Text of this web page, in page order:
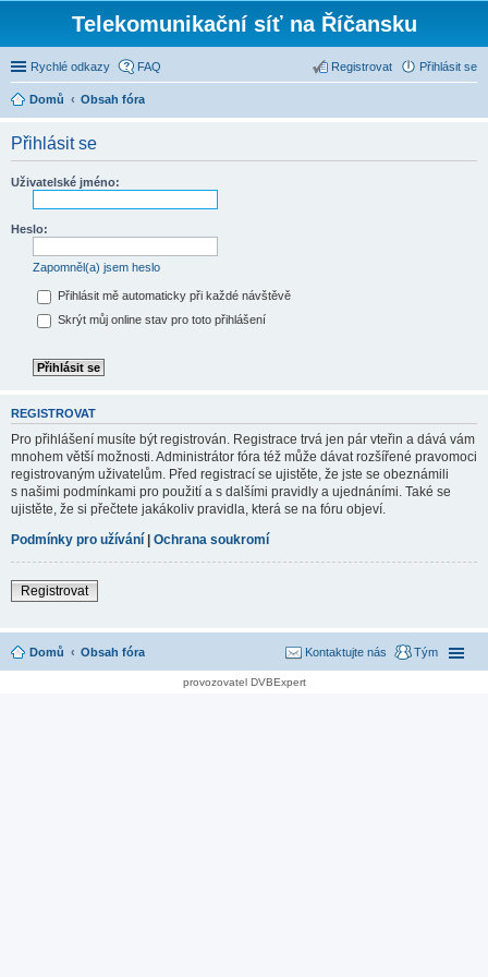
Telekomunikační síť na Říčansku
Rychlé odkazy FAQ Přihlásit se
Registrovat
Domů Obsah fóra
Přihlásit se
Uživatelské jméno:
Heslo:
Zapomněl(a) jsem heslo
Přihlásit mě automaticky při každé návštěvě
Skrýt můj online stav pro toto přihlášení
REGISTROVAT
Pro přihlášení musíte být registrován. Registrace trvá jen pár vteřin a dává vám
mnohem větší možnosti. Administrátor fóra též může dávat rozšířené pravomoci
registrovaným uživatelům. Před registrací se ujistěte, že jste se obeznámili
s našimi podmínkami pro použití a s dalšími pravidly a ujednáními. Také se
ujistěte, že si přečtete jakákoliv pravidla, která se na fóru objeví.
Podmínky pro užívání | Ochrana soukromí
Registrovat
Domů Obsah fóra Tým
Kontaktujte nás
provozovatel DVBExpert